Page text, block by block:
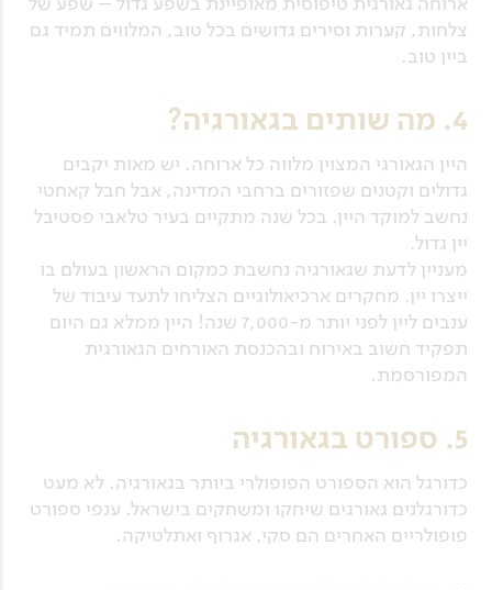
צלחות, קערות וסירים גדושים בכל טוב, המלווים תמיד גם
ביין טוב.
4. מה שותים בגאורגיה?
היין הגאורגי המצוין מלווה כל ארוחה. יש מאות יקבים
גדולים וקטנים שפזורים ברחבי המדינה, אבל חבל קאחטי
נחשב למוקד היין. בכל שנה מתקיים בעיר טלאבי פסטיבל
יין גדול.
מעניין לדעת שגאורגיה נחשבת כמקום הראשון בעולם בו
ייצרו יין. מחקרים ארכיאולוגיים הצליחו לתעד עיבוד של
ענבים ליין לפני יותר מ-7,000 שנה! היין ממלא גם היום
תפקיד חשוב באירוח ובהכנסת האורחים הגאורגית
המפורסמת.
5. ספורט בגאורגיה
כדורגל הוא הספורט הפופולרי ביותר בגאורגיה. לא מעט
כדורגלנים גאורגים שיחקו ומשחקים בישראל. ענפי ספורט
פופולריים האחרים הם סקי, אגרוף ואתלטיקה.